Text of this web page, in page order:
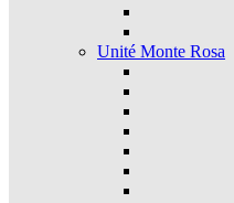
Unité Monte Rosa